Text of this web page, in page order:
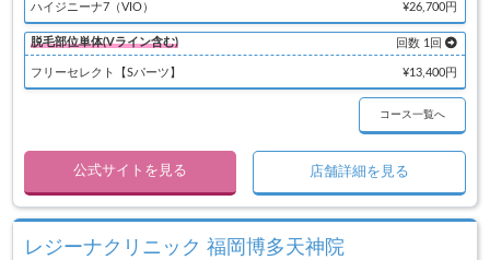
ハイジニーナ7（VIO） ¥26,700円
脱毛部位単体(Vライン含む) 回数 1回
フリーセレクト【Sパーツ】 ¥13,400円
コース一覧へ
公式サイトを見る 店舗詳細を見る
レジーナクリニック 福岡博多天神院